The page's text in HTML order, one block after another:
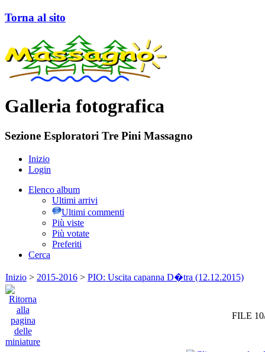
Torna al sito
Galleria fotografica
Sezione Esploratori Tre Pini Massagno
Inizio
Login
Elenco album
Ultimi arrivi
Ultimi commenti
Più viste
Più votate
Preferiti
Cerca
Inizio > 2015-2016 > PIO: Uscita capanna D�tra (12.12.2015)
FILE